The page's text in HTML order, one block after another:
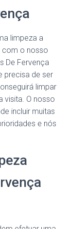
limpeza a
com o nosso
De Fervença
precisa de ser
limpar
visita. O nosso
incluir muitas
e nós